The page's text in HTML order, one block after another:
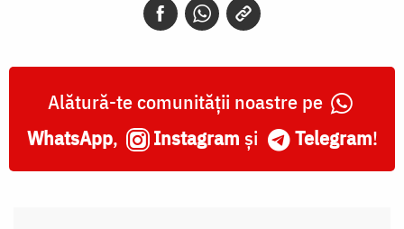
Alătură-te comunității noastre pe
WhatsApp, Instagram și Telegram!